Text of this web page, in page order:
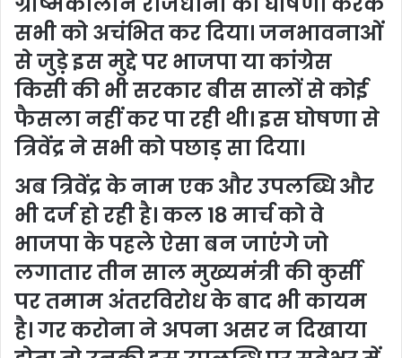
सभी को अचंभित कर दिया। जनभावनाओं
से जुड़े इस मुद्दे पर भाजपा या कांग्रेस
किसी की भी सरकार बीस सालों से कोई
फैसला नहीं कर पा रही थी। इस घोषणा से
त्रिवेंद्र ने सभी को पछाड़ सा दिया।
अब त्रिवेंद्र के नाम एक और उपलब्धि और
भी दर्ज हो रही है। कल 18 मार्च को वे
भाजपा के पहले ऐसा बन जाएंगे जो
लगातार तीन साल मुख्यमंत्री की कुर्सी
पर तमाम अंतरविरोध के बाद भी कायम
है। गर करोना ने अपना असर न दिखाया